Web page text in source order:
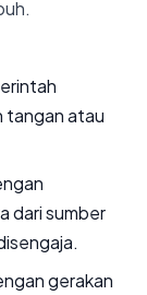
tangan atau
dari sumber
gerakan